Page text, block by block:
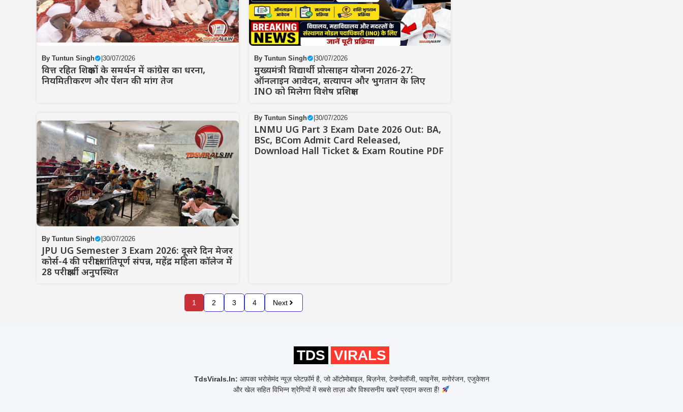
By Tuntun Singh 30/07/2026
वित्त रहित शिक्षकों के समर्थन में कांग्रेस का धरना,
नियमितीकरण और पेंशन की मांग तेज
By Tuntun Singh | 30/07/2026
मुख्यमंत्री विद्यार्थी प्रोत्साहन योजना 2026-27:
ऑनलाइन आवेदन, सत्यापन और भुगतान के लिए
INO को मिलेगा विशेष प्रशिक्षण
By Tuntun Singh 30/07/2026
JPU UG Semester 3 Exam 2026: दूसरे दिन मेजर
कोर्स-4 की परीक्षा शांतिपूर्ण संपन्न, महेंद्र महिला कॉलेज में
28 परीक्षार्थी अनुपस्थित
By Tuntun Singh | 30/07/2026
LNMU UG Part 3 Exam Date 2026 Out: BA,
BSc, BCom Admit Card Released,
Download Hall Ticket & Exam Routine PDF
1 2 3 4 Next
TDS VIRALS
TdsVirals.In: आपका भरोसेमंद न्यूज़ प्लेटफ़ॉर्म है, जो ऑटोमोबाइल, बिज़नेस, टेक्नोलॉजी, फाइनेंस, मनोरंजन, एजुकेशन
और खेल सहित विभिन्न श्रेणियों में सबसे ताज़ा और विश्वसनीय खबरें प्रदान करता हैं!